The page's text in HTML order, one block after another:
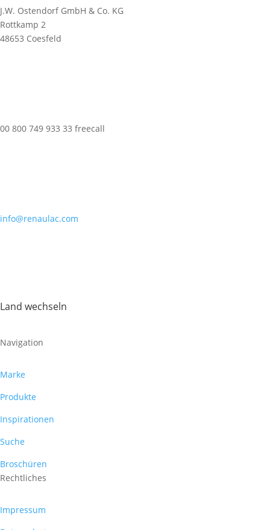
J.W. Ostendorf GmbH & Co. KG
Rottkamp 2
48653 Coesfeld
00 800 749 933 33 freecall
info@renaulac.com
Land wechseln
Navigation
Marke
Produkte
Inspirationen
Suche
Broschüren
Rechtliches
Impressum